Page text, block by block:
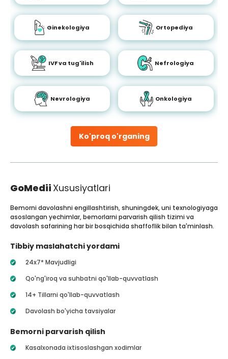
Ko'proq o'rganing
Ginekologiya Ortopediya
IVF va tug'ilish Nefrologiya
Nevrologiya Onkologiya
GoMedii Xususiyatlari
Bemorni davolashni engillashtirish, shuningdek, uni texnologiyaga
asoslangan yechimlar, bemorlarni parvarish qilish tizimi va
davolash safarining har bir bosqichida shaffoflik bilan ta'minlash.
Tibbiy maslahatchi yordami
24x7* Mavjudligi
Qo'ng'iroq va suhbatni qo'llab-quvvatlash
14+ Tillarni qo'llab-quvvatlash
Davolash bo'yicha tavsiyalar
Bemorni parvarish qilish
Kasalxonada ixtisoslashgan xodimlar